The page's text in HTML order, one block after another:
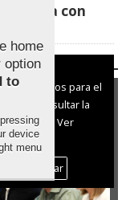
Baiona con
y Tui
y de terceros para el
consultar la
Ver
Cookies
Personalizar
home
option
to
device
menu